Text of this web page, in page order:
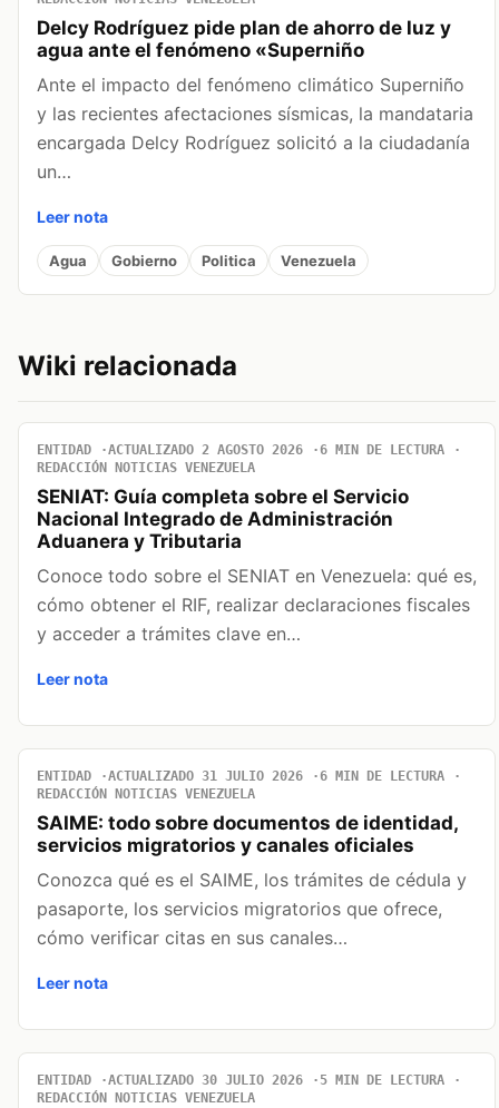
Delcy Rodríguez pide plan de ahorro de luz y
agua ante el fenómeno «Superniño
Ante el impacto del fenómeno climático Superniño
y las recientes afectaciones sísmicas, la mandataria
encargada Delcy Rodríguez solicitó a la ciudadanía
un…
Leer nota
Agua Gobierno Politica Venezuela
Wiki relacionada
ENTIDAD ACTUALIZADO 2 AGOSTO 2026
6 MIN DE LECTURA
REDACCIÓN NOTICIAS VENEZUELA
SENIAT: Guía completa sobre el Servicio
Nacional Integrado de Administración
Aduanera y Tributaria
Conoce todo sobre el SENIAT en Venezuela: qué es,
cómo obtener el RIF, realizar declaraciones fiscales
y acceder a trámites clave en…
Leer nota
ENTIDAD ACTUALIZADO 31 JULIO 2026
6 MIN DE LECTURA
REDACCIÓN NOTICIAS VENEZUELA
SAIME: todo sobre documentos de identidad,
servicios migratorios y canales oficiales
Conozca qué es el SAIME, los trámites de cédula y
pasaporte, los servicios migratorios que ofrece,
cómo verificar citas en sus canales…
Leer nota
ENTIDAD ACTUALIZADO 30 JULIO 2026
5 MIN DE LECTURA
REDACCIÓN NOTICIAS VENEZUELA